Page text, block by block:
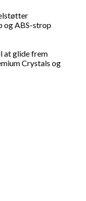
og ABS-strop
at glide frem
Crystals og